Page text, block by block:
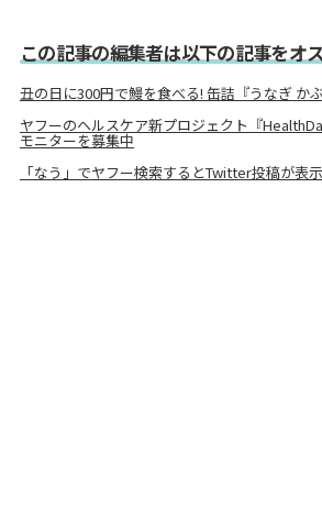
この記事の編集者は以下の記事をオ
丑の日に300円で鰻を食べる! 缶詰『うなぎ か
ヤフーのヘルスケア新プロジェクト『
モニターを募集中
「なう」でヤフー検索するとTwitter投稿が表